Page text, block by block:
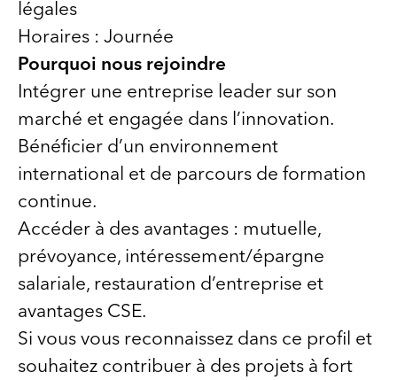
légales
Horaires : Journée
Pourquoi nous rejoindre
Intégrer une entreprise leader sur son
marché et engagée dans l’innovation.
Bénéficier d’un environnement
international et de parcours de formation
continue.
Accéder à des avantages : mutuelle,
prévoyance, intéressement/épargne
salariale, restauration d’entreprise et
avantages CSE.
Si vous vous reconnaissez dans ce profil et
souhaitez contribuer à des projets à fort